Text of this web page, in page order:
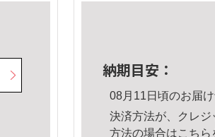
納期目安：
08月11日頃のお届け
決済方法が、クレ
方法の場合はこちら